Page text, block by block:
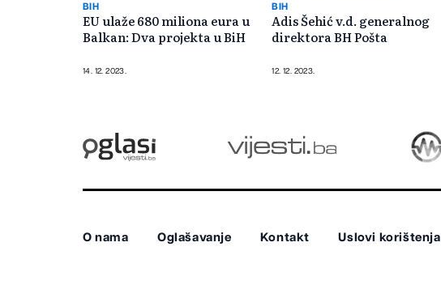
BIH
EU ulaže 680 miliona eura u
Balkan: Dva projekta u BiH
14. 12. 2023.
BIH
Adis Šehić v.d. generalnog
direktora BH Pošta
12. 12. 2023.
O nama Oglašavanje Kontakt Uslovi korištenja